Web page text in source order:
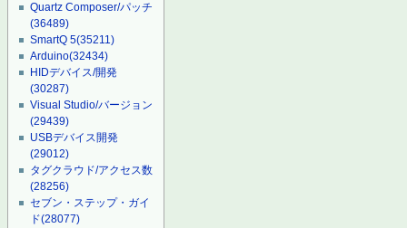
Quartz Composer/パッチ
(36489)
SmartQ 5(35211)
Arduino(32434)
HIDデバイス/開発
(30287)
Visual Studio/バージョン
(29439)
USBデバイス開発
(29012)
タグクラウド/アクセス数
(28256)
セブン・ステップ・ガイ
ド(28077)